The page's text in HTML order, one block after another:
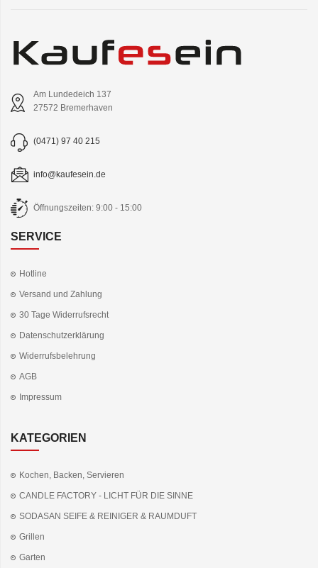
Am Lundedeich 137
27572 Bremerhaven
(0471) 97 40 215
info@kaufesein.de
Öffnungszeiten: 9:00 - 15:00
SERVICE
Hotline
Versand und Zahlung
30 Tage Widerrufsrecht
Datenschutzerklärung
Widerrufsbelehrung
AGB
Impressum
KATEGORIEN
Kochen, Backen, Servieren
CANDLE FACTORY - LICHT FÜR DIE SINNE
SODASAN SEIFE & REINIGER & RAUMDUFT
Grillen
Garten